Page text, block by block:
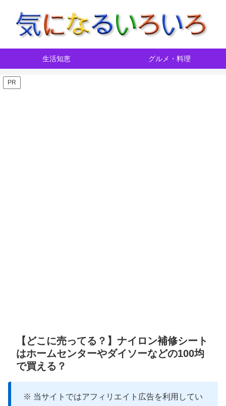
生活知恵 グルメ・料理
PR
【どこに売ってる？】ナイロン補修シート
はホームセンターやダイソーなどの100均
で買える？
※ 当サイトではアフィリエイト広告を利用してい